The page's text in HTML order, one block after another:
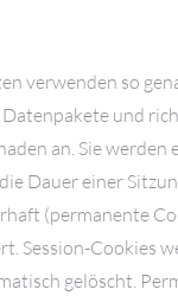
verwenden so
und
an. Sie werden
Dauer einer
(permanente
Session-Cookies
gelöscht.